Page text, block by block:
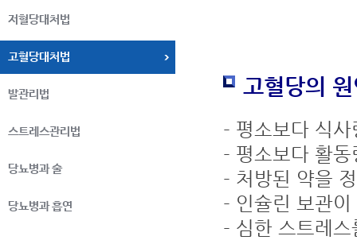
저혈당대처법
고혈당대처법
발관리법
스트레스관리법
당뇨병과 술
당뇨병과 흡연
고혈당의
- 평소보다 식
- 평소보다 활
- 처방된 약을
- 인슐린 보관
- 심한 스트레